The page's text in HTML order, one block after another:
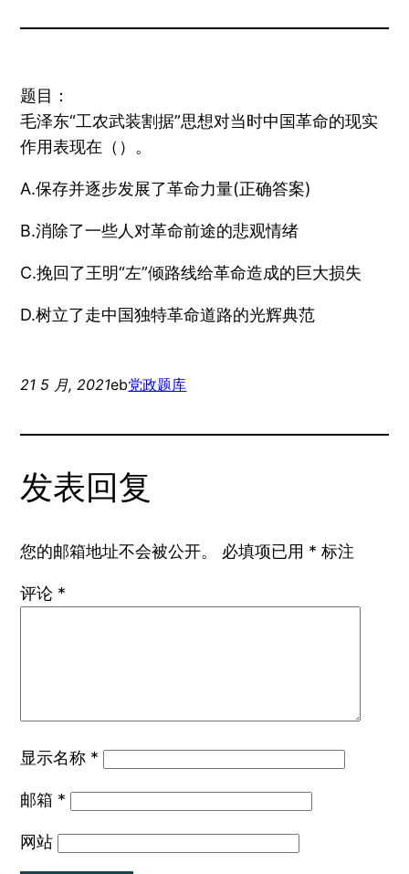
题目：
毛泽东“工农武装割据”思想对当时中国革命的现实
作用表现在（）。
A.保存并逐步发展了革命力量(正确答案)
B.消除了一些人对革命前途的悲观情绪
C.挽回了王明“左”倾路线给革命造成的巨大损失
D.树立了走中国独特革命道路的光辉典范
21 5 月, 2021eb党政题库
发表回复
您的邮箱地址不会被公开。 必填项已用 * 标注
评论 *
显示名称 *
邮箱 *
网站